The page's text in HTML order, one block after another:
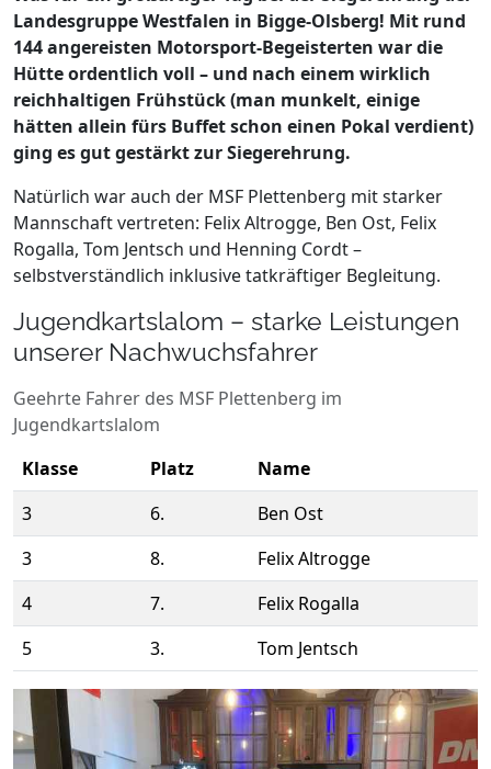
Landesgruppe Westfalen in Bigge-Olsberg! Mit rund
144 angereisten Motorsport-Begeisterten war die
Hütte ordentlich voll – und nach einem wirklich
reichhaltigen Frühstück (man munkelt, einige
hätten allein fürs Buffet schon einen Pokal verdient)
ging es gut gestärkt zur Siegerehrung.
Natürlich war auch der MSF Plettenberg mit starker
Mannschaft vertreten: Felix Altrogge, Ben Ost, Felix
Rogalla, Tom Jentsch und Henning Cordt –
selbstverständlich inklusive tatkräftiger Begleitung.
Jugendkartslalom – starke Leistungen
unserer Nachwuchsfahrer
Geehrte Fahrer des MSF Plettenberg im
Jugendkartslalom
Klasse
Platz
Name
3
6.
Ben Ost
3
8.
Felix Altrogge
4
7.
Felix Rogalla
5
3. Tom Jentsch